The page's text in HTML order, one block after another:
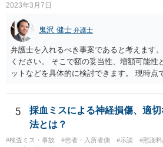
2023年3月7日
鬼沢 健士 弁護士
弁護士を入れるべき事案であると考えます
ください。 そこで額の妥当性、増額可能性
ットなどを具体的に検討できます。 現時点
5
採血ミスによる神経損傷、適
法とは？
#検査ミス・事故 #患者・入所者側 #示談 #慰謝